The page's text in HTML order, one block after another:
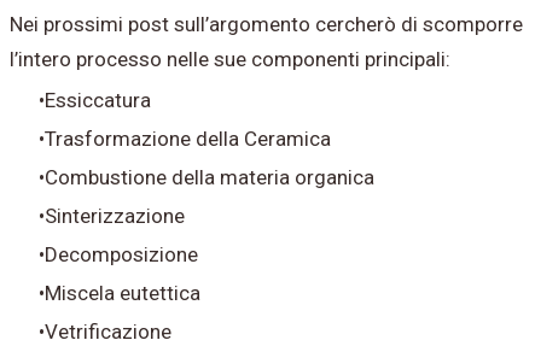
Nei prossimi post sull’argomento cercherò di scomporre
l’intero processo nelle sue componenti principali:
Essiccatura
Trasformazione della Ceramica
Combustione della materia organica
Sinterizzazione
Decomposizione
Miscela eutettica
Vetrificazione